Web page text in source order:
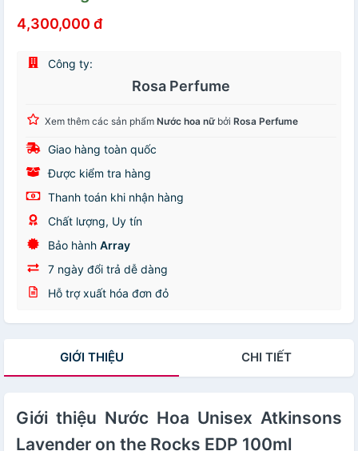
4,300,000 đ
Công ty:
Rosa Perfume
Xem thêm các sản phẩm Nước hoa nữbởi Rosa Perfume
Giao hàng toàn quốc
Được kiểm tra hàng
Thanh toán khi nhận hàng
Chất lượng, Uy tín
Bảo hành Array
7 ngày đổi trả dễ dàng
Hỗ trợ xuất hóa đơn đỏ
GIỚI THIỆU CHI TIẾT
Giới thiệu Nước Hoa Unisex Atkinsons
Lavender on the Rocks EDP 100ml